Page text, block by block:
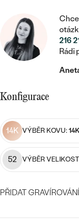
S VÝPLNÍ
SVATEBNÍ
CENOVĚ
LUXUSNÍ
ZAČÍT S
ZAČÍT S
DLE DRAHOKAMU
DIAMANT
MOISSANIT
BAREVNÝ
ČERNÝ
DĚTSKÉ
BROŽE
DOPLŇKY
DLE MATERIÁLU
ZLATO
STŘÍBRO
PLATINA
DLE KAMENE
S DIAMANTY
PIERCING
DLE KAMENE
S PERLAMI
DLE CENY
ŘETÍZKY
VE TVARU
DLE DRAHOKAMU
S DIAMANTY
S
S PERLAMI
DLE CENY
STATEMENT
PEČETNÍ
DLE DRAHOKAMU
S DIAMANTY
S
S PERLAMI
216
Rádi
Konfigurace
14K VÝBĚR KOVU:
52 VÝBĚR
PŘIDAT GRAVÍROVÁNÍ